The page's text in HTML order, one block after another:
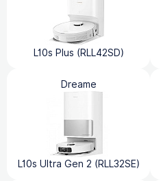
L10s Plus (RLL42SD)
Dreame
L10s Ultra Gen 2 (RLL32SE)